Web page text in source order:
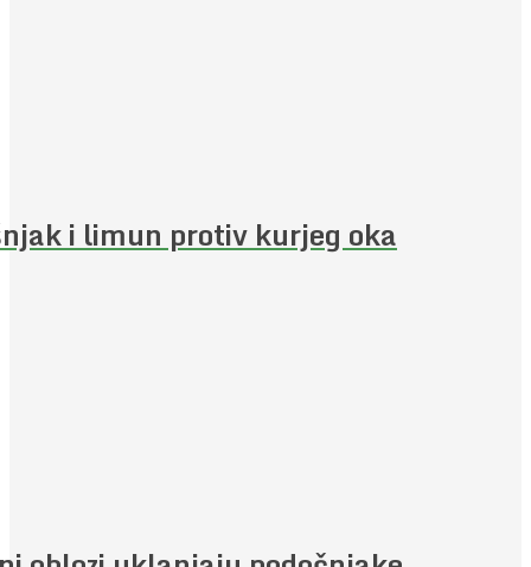
i limun protiv kurjeg oka